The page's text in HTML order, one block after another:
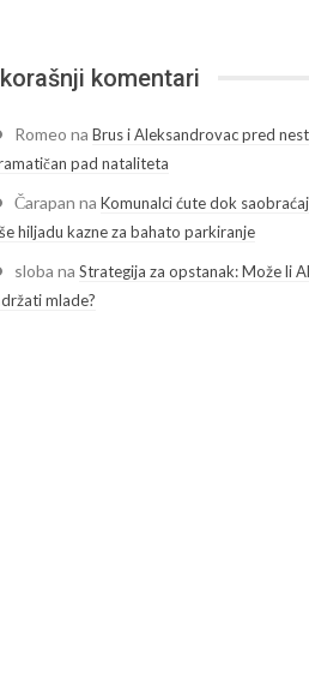
komentari
Romeo naBrus i Aleksandrovac pred
pad nataliteta
Čarapan naKomunalci ćute dok
hiljadu kazne za bahato parkiranje
sloba naStrategija za opstanak: Može li
mlade?